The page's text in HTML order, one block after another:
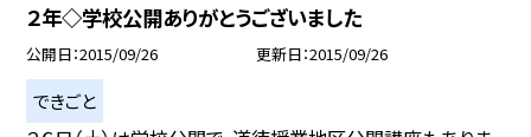
２年◇学校公開ありがとうございました
公開日 2015/09/26 更新日 2015/09/26
できごと